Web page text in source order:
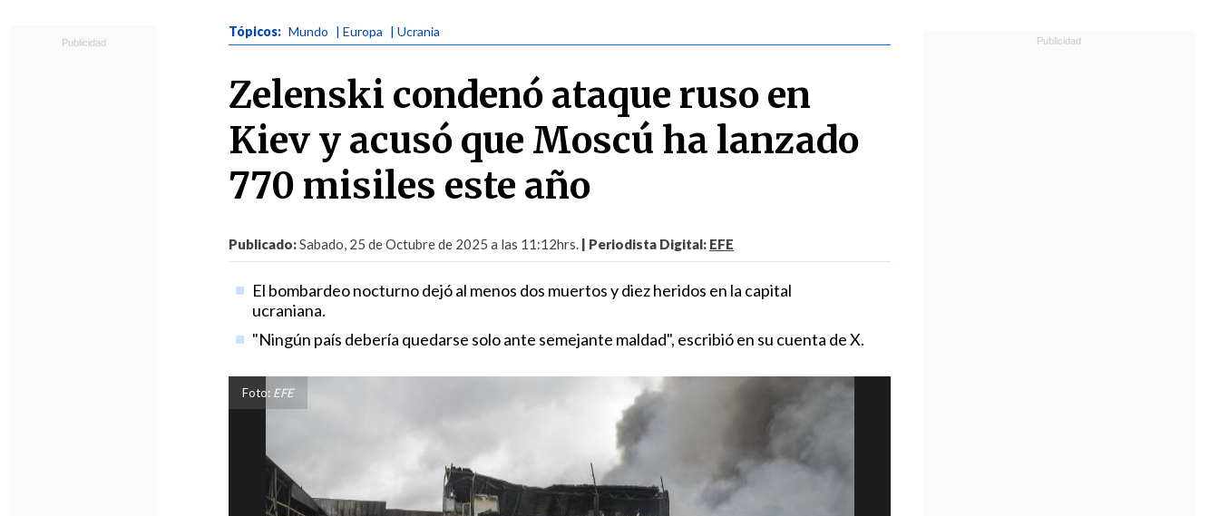
Tópicos: Mundo | Europa | Ucrania
Zelenski condenó ataque ruso en
Kiev y acusó que Moscú ha lanzado
770 misiles este año
Publicado:Sabado, 25 de Octubre de 2025 a las 11:12hrs. | Periodista Digital: EFE
El bombardeo nocturno dejó al menos dos muertos y diez heridos en la capital
ucraniana.
"Ningún país debería quedarse solo ante semejante maldad", escribió en su cuenta de X.
Foto: EFE